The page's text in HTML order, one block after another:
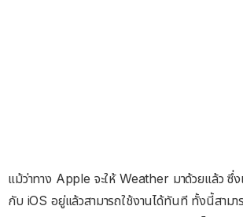
แม้ว่าทาง Apple จะให้ Weather มาด้วยแล้ว ซึ่
กับ iOS อยู่แล้วสามารถใช้งานได้ทันที ทั้งนี้สามา